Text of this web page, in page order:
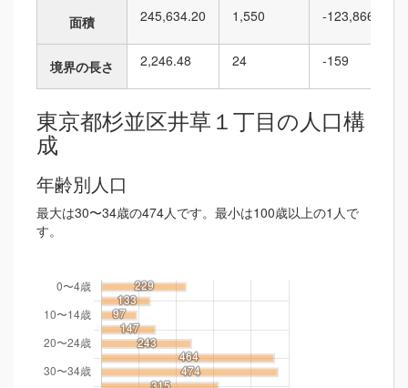
面積 245,634.20 1,550 -123,866
境界の長さ 2,246.48 24 -159
東京都杉並区井草１丁目の人口構
成
年齢別人口
最大は30〜34歳の474人です。最小は100歳以上の1人で
す。